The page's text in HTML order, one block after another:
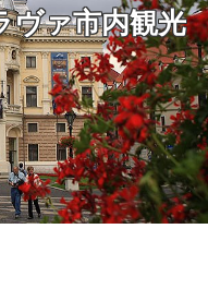
ヴァ市内観光